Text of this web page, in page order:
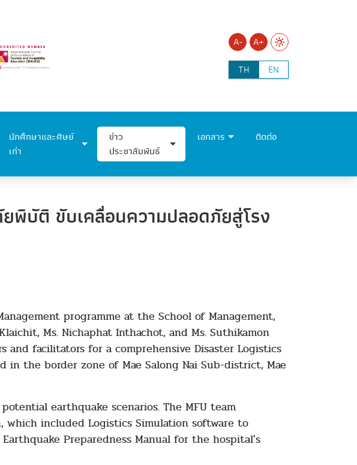
A-
A+
TH
EN
นักศึกษาและศิษย์
เก่า
ข่าว
ประชาสัมพันธ์
เอกสาร ติดต่อ
พิบัติ ขับเคลื่อนความปลอดภัยสู่โรง
programme at the School of Management,
Ms. Nichaphat Inthachot, and Ms. Suthikamon
and facilitators for a comprehensive Disaster Logistics
the border zone of Mae Salong Nai Sub-district, Mae
earthquake scenarios. The MFU team
included Logistics Simulation software to
Preparedness Manual for the hospital's